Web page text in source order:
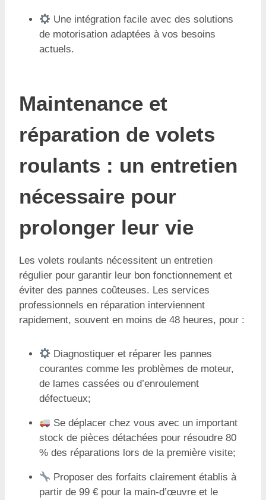
Une intégration facile avec des solutions
de motorisation adaptées à vos besoins
actuels.
Maintenance et
réparation de volets
roulants : un entretien
nécessaire pour
prolonger leur vie
Les volets roulants nécessitent un entretien
régulier pour garantir leur bon fonctionnement et
éviter des pannes coûteuses. Les services
professionnels en réparation interviennent
rapidement, souvent en moins de 48 heures, pour :
Diagnostiquer et réparer les pannes
courantes comme les problèmes de moteur,
de lames cassées ou d’enroulement
défectueux;
Se déplacer chez vous avec un important
stock de pièces détachées pour résoudre 80
% des réparations lors de la première visite;
Proposer des forfaits clairement établis à
partir de 99 € pour la main-d’œuvre et le